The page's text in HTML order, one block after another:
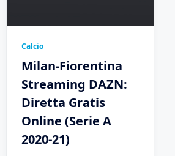
Calcio
Milan-Fiorentina
Streaming DAZN:
Diretta Gratis
Online (Serie A
2020-21)